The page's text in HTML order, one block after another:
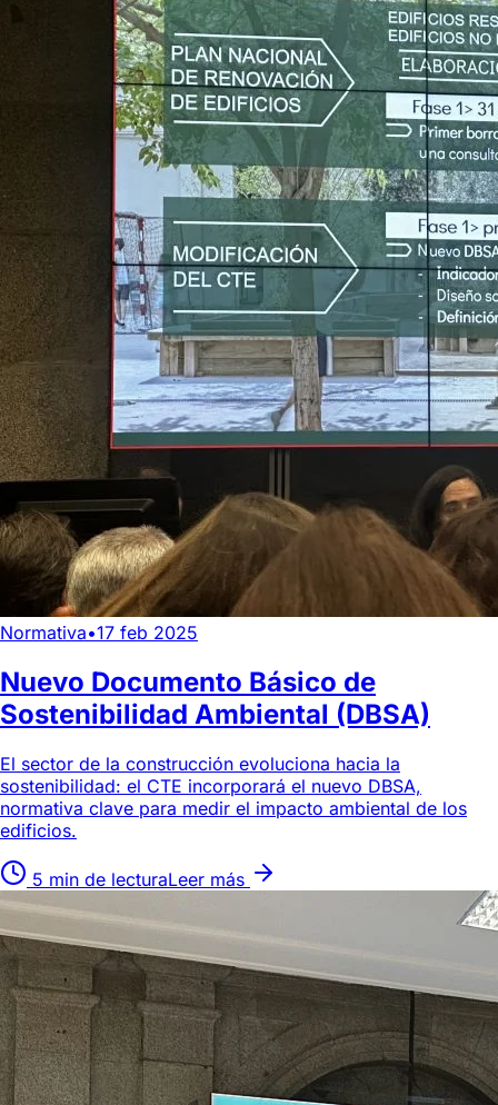
Normativa•17 feb 2025
Nuevo Documento Básico de
Sostenibilidad Ambiental (DBSA)
El sector de la construcción evoluciona hacia la
sostenibilidad: el CTE incorporará el nuevo DBSA,
normativa clave para medir el impacto ambiental de los
edificios.
5 min de lecturaLeer más